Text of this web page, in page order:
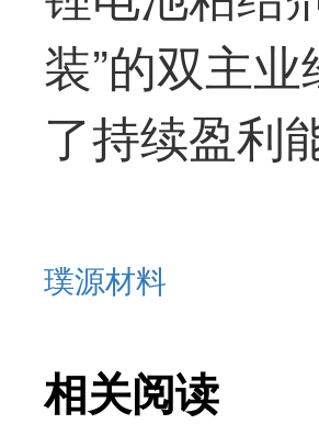
装”的双主
了持续盈利
璞源材料
相关阅读